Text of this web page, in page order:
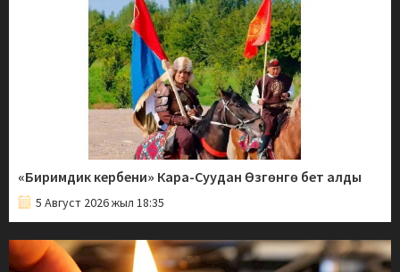
«Биримдик кербени» Кара-Суудан Өзгөнгө бет алды
5 Август 2026 жыл 18:35